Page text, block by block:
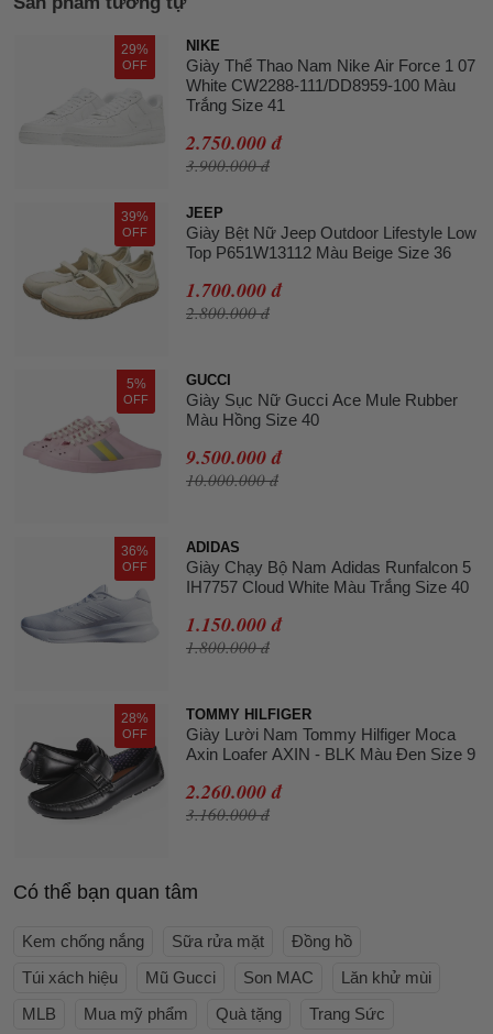
29%
OFF
NIKE
Giày Thể Thao Nam Nike Air Force 1 07
White CW2288-111/DD8959-100 Màu
Trắng Size 41
2.750.000 đ
3.900.000 đ
39%
OFF
JEEP
Giày Bệt Nữ Jeep Outdoor Lifestyle Low
Top P651W13112 Màu Beige Size 36
1.700.000 đ
2.800.000 đ
5%
OFF
GUCCI
Giày Sục Nữ Gucci Ace Mule Rubber
Màu Hồng Size 40
9.500.000 đ
10.000.000 đ
36%
OFF
ADIDAS
Giày Chạy Bộ Nam Adidas Runfalcon 5
IH7757 Cloud White Màu Trắng Size 40
1.150.000 đ
1.800.000 đ
28%
OFF
TOMMY HILFIGER
Giày Lười Nam Tommy Hilfiger Moca
Axin Loafer AXIN - BLK Màu Đen Size 9
2.260.000 đ
3.160.000 đ
Có thể bạn quan tâm
Kem chống nắng Sữa rửa mặt
Đồng hồ
Túi xách hiệu
Mũ Gucci Son MAC
Lăn khử mùi
MLB
Mua mỹ phẩm Quà tặng
Trang Sức